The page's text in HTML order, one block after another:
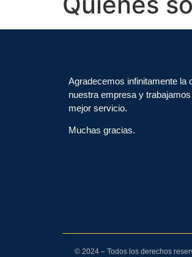
Agradecemos infinitamente la
nuestra empresa y
mejor servicio.
Muchas gracias.
© 2024 – Todos los derechos